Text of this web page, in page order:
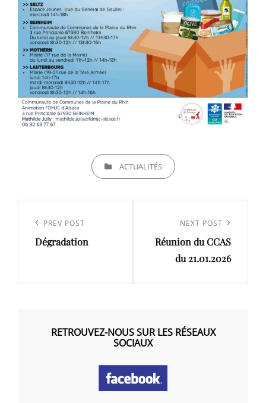
CATEGORIESACTUALITÉS
l’article
Previous
Post
PREV POST
Dégradation
Post
NEXT POST
Réunion du CCAS
du 21.01.2026
RETROUVEZ-NOUS SUR LES RÉSEAUX
SOCIAUX